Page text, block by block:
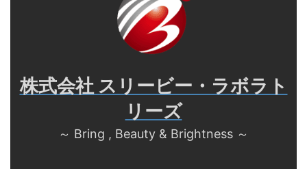
株式会社 スリービー・ラボラト
リーズ
～ Bring , Beauty & Brightness ～